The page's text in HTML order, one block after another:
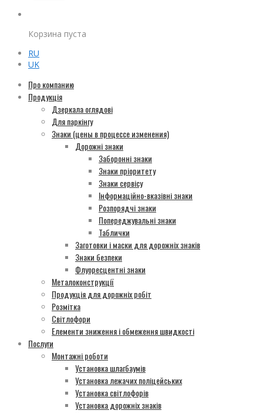
Корзина пуста
RU
UK
Про компанию
Продукція
Дзеркала оглядові
Для паркінгу
Знаки (цены в процессе изменения)
Дорожні знаки
Заборонні знаки
Знаки пріоритету
Знаки сервісу
Інформаційно-вказівні знаки
Розпорядчі знаки
Попереджувальні знаки
Таблички
Заготовки і маски для дорожніх знаків
Знаки безпеки
Флуоресцентні знаки
Металоконструкції
Продукція для дорожніх робіт
Розмітка
Світлофори
Елементи зниження і обмеження швидкості
Послуги
Монтажні роботи
Установка шлагбаумів
Установка лежачих поліцейських
Установка світлофорів
Установка дорожніх знаків